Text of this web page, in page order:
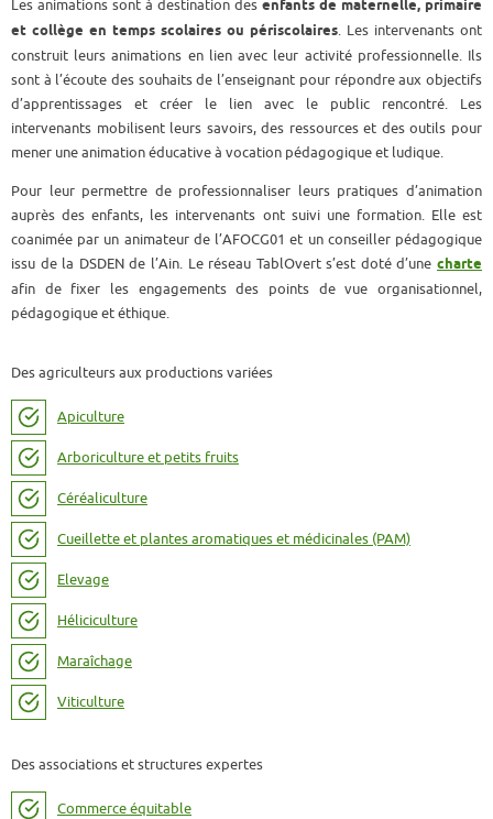
Les animations sont à destination des enfants de maternelle, primaire
et collège en temps scolaires ou périscolaires. Les intervenants ont
construit leurs animations en lien avec leur activité professionnelle. Ils
sont à l’écoute des souhaits de l’enseignant pour répondre aux objectifs
d’apprentissages et créer le lien avec le public rencontré. Les
intervenants mobilisent leurs savoirs, des ressources et des outils pour
mener une animation éducative à vocation pédagogique et ludique.
Pour leur permettre de professionnaliser leurs pratiques d’animation
auprès des enfants, les intervenants ont suivi une formation. Elle est
coanimée par un animateur de l’AFOCG01 et un conseiller pédagogique
issu de la DSDEN de l’Ain. Le réseau TablOvert s’est doté d’une charte
afin de fixer les engagements des points de vue organisationnel,
pédagogique et éthique.
Des agriculteurs aux productions variées
Apiculture
Arboriculture et petits fruits
Céréaliculture
Cueillette et plantes aromatiques et médicinales (PAM)
Elevage
Héliciculture
Maraîchage
Viticulture
Des associations et structures expertes
Commerce équitable